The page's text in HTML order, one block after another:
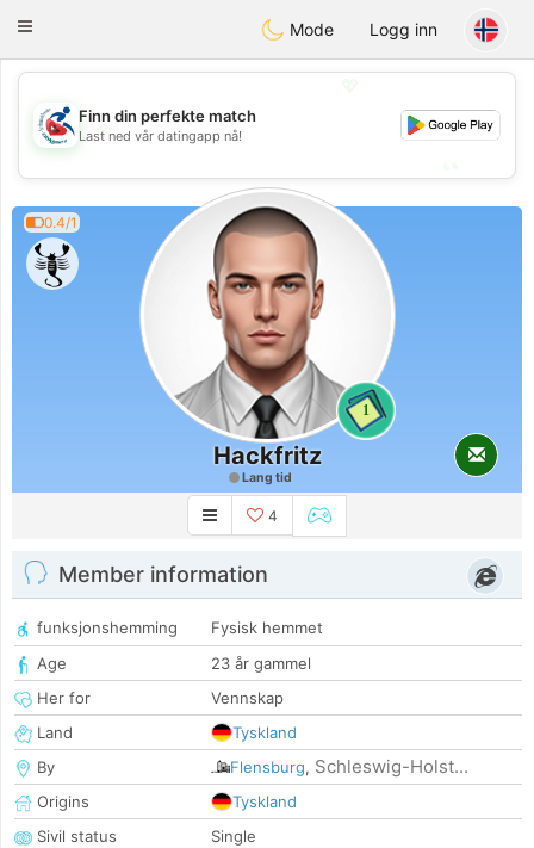
Handi Space
Toggle
Mode Logg inn
💖
💕
Finn din perfekte match
Last ned vår datingapp nå!
0.4/1
1
Hackfritz
Lang tid
4
Member information
funksjonshemming
Fysisk hemmet
Age
23 år gammel
Her for
Vennskap
Land
Tyskland
By
Flensburg, Schleswig-Holst...
Origins
Tyskland
Sivil status
Single